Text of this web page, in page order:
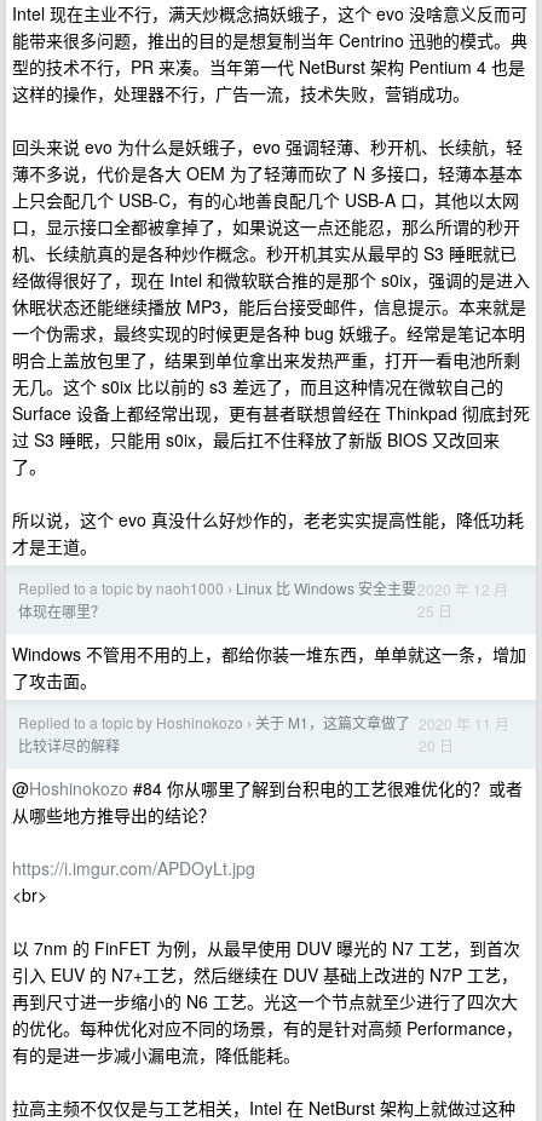
Intel 现在主业不行，满天炒概念搞妖蛾子，这个 evo 没啥意义反而可
能带来很多问题，推出的目的是想复制当年 Centrino 迅驰的模式。典
型的技术不行，PR 来凑。当年第一代 NetBurst 架构 Pentium 4 也是
这样的操作，处理器不行，广告一流，技术失败，营销成功。
回头来说 evo 为什么是妖蛾子，evo 强调轻薄、秒开机、长续航，轻
薄不多说，代价是各大 OEM 为了轻薄而砍了 N 多接口，轻薄本基本
上只会配几个 USB-C，有的心地善良配几个 USB-A 口，其他以太网
口，显示接口全都被拿掉了，如果说这一点还能忍，那么所谓的秒开
机、长续航真的是各种炒作概念。秒开机其实从最早的 S3 睡眠就已
经做得很好了，现在 Intel 和微软联合推的是那个 s0ix，强调的是进入
休眠状态还能继续播放 MP3，能后台接受邮件，信息提示。本来就是
一个伪需求，最终实现的时候更是各种 bug 妖蛾子。经常是笔记本明
明合上盖放包里了，结果到单位拿出来发热严重，打开一看电池所剩
无几。这个 s0ix 比以前的 s3 差远了，而且这种情况在微软自己的
Surface 设备上都经常出现，更有甚者联想曾经在 Thinkpad 彻底封死
过 S3 睡眠，只能用 s0ix，最后扛不住释放了新版 BIOS 又改回来
了。
所以说，这个 evo 真没什么好炒作的，老老实实提高性能，降低功耗
才是王道。
Replied to a topic by naoh1000 › Linux 比 Windows 安全主要
体现在哪里？
2020 年 12 月
25 日
Windows 不管用不用的上，都给你装一堆东西，单单就这一条，增加
了攻击面。
Replied to a topic by Hoshinokozo › 关于 M1，这篇文章做了
比较详尽的解释
2020 年 11 月
20 日
@Hoshinokozo #84 你从哪里了解到台积电的工艺很难优化的？或者
从哪些地方推导出的结论？
https://i.imgur.com/APDOyLt.jpg
<br>
以 7nm 的 FinFET 为例，从最早使用 DUV 曝光的 N7 工艺，到首次
引入 EUV 的 N7+工艺，然后继续在 DUV 基础上改进的 N7P 工艺，
再到尺寸进一步缩小的 N6 工艺。光这一个节点就至少进行了四次大
的优化。每种优化对应不同的场景，有的是针对高频 Performance，
有的是进一步减小漏电流，降低能耗。
拉高主频不仅仅是与工艺相关，Intel 在 NetBurst 架构上就做过这种